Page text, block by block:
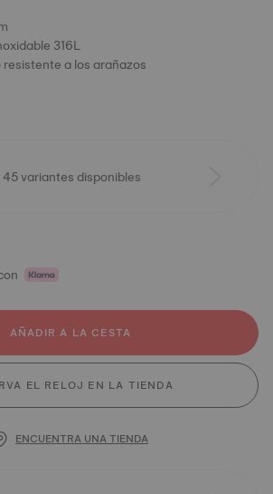
316L
a los arañazos
45 variantes disponibles
AÑADIR A LA CESTA
EL RELOJ EN LA TIENDA
ENCUENTRA UNA TIENDA